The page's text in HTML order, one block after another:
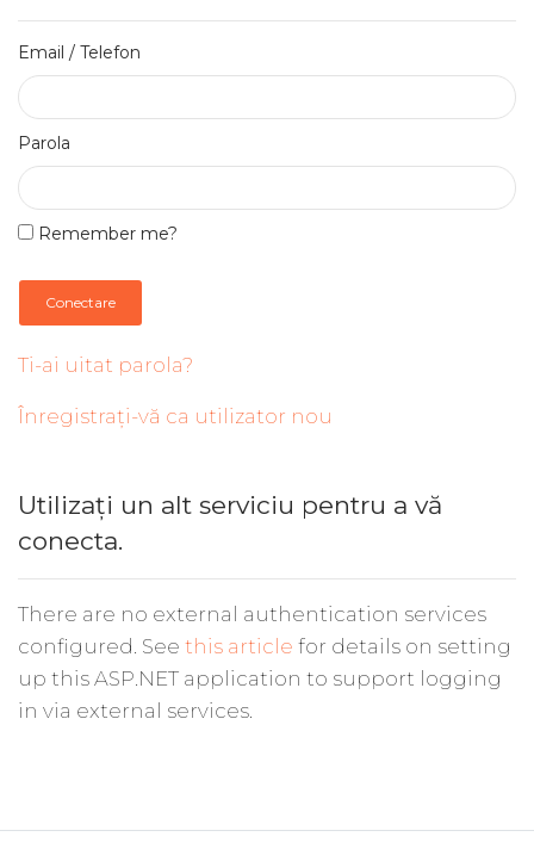
Email / Telefon
Parola
Remember me?
Conectare
Ti-ai uitat parola?
Înregistrați-vă ca utilizator nou
Utilizați un alt serviciu pentru a vă
conecta.
There are no external authentication services
configured. See this article for details on setting
up this ASP.NET application to support logging
in via external services.